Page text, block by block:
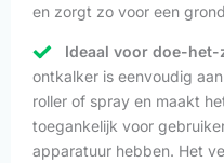
en zorgt zo voor een
Ideaal voor doe-
ontkalker is eenvoudig
roller of spray en maakt
toegankelijk voor
apparatuur hebben. Het